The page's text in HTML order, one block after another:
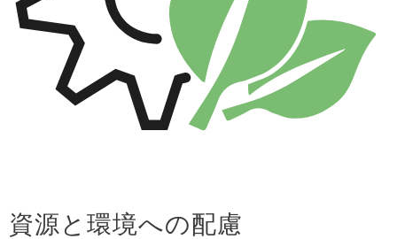
資源と環境への配慮